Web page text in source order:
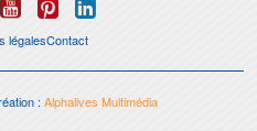
légalesContact
: Alphalives Multimédia